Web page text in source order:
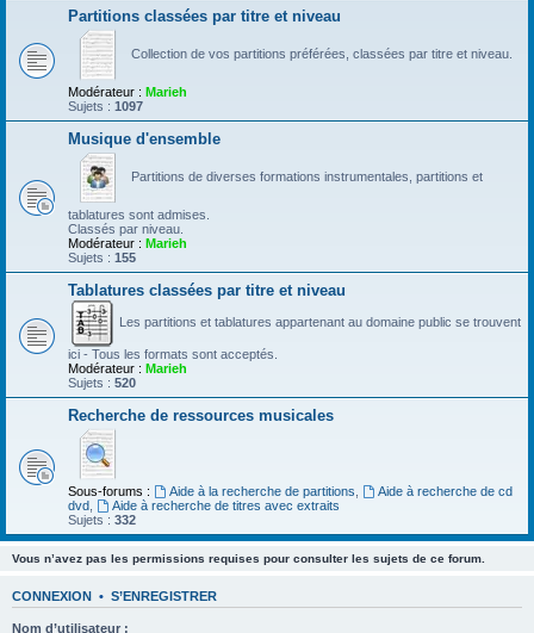
Partitions classées par titre et niveau
Collection de vos partitions préférées, classées par titre et niveau.
Modérateur : Marieh
Sujets : 1097
Musique d'ensemble
Partitions de diverses formations instrumentales, partitions et
tablatures sont admises.
Classés par niveau.
Modérateur : Marieh
Sujets : 155
Tablatures classées par titre et niveau
Les partitions et tablatures appartenant au domaine public se trouvent
ici - Tous les formats sont acceptés.
Modérateur : Marieh
Sujets : 520
Recherche de ressources musicales
Sous-forums : Aide à la recherche de partitions
Aide à recherche de cd
dvd
Aide à recherche de titres avec extraits
Sujets : 332
Vous n’avez pas les permissions requises pour consulter les sujets de ce forum.
CONNEXION • S’ENREGISTRER
Nom d’utilisateur :